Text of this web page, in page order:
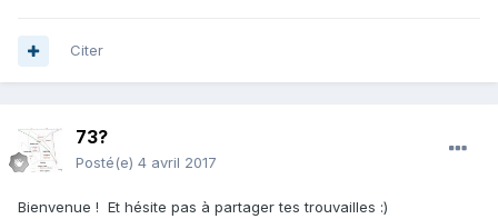
Citer
73?
Posté(e) 4 avril 2017
Bienvenue ! Et hésite pas à partager tes trouvailles :)